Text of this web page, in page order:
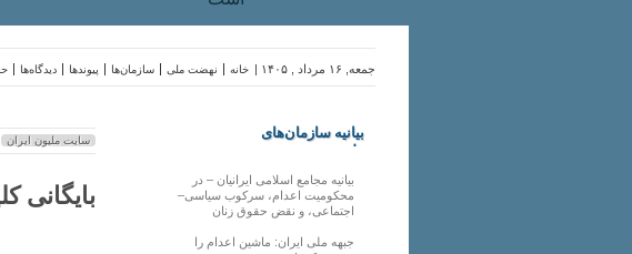
دیدگاه‌ها پیوندها سازمان‌ها نهضت ملی خانه جمعه, ۱۶ مرداد , ۱۴۰۵ |
سایت ملیون ایران
بایگانی
بیانیه سازمان‌های
ملی
بیانیه مجامع اسلامی ایرانیان – در
محکومیت اعدام، سرکوب سیاسی–
اجتماعی، و نقض حقوق زنان
جبهه ملی ایران: ماشین اعدام را